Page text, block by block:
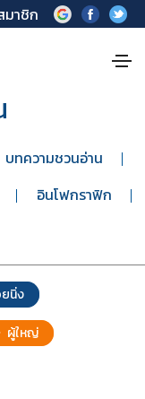
บทความชวนอ่าน
อินโฟกราฟิก
นิ่ง
ผู้ใหญ่
มาชิก